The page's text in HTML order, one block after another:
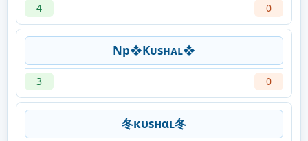
4 0
Np❖Kᴜsʜᴀʟ❖
3 0
冬кυѕнαʟ冬